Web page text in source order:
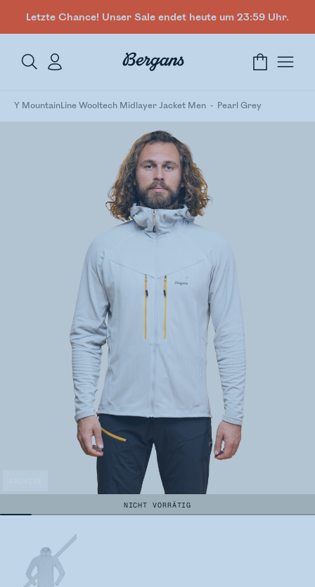
Letzte Chance! Unser Sale endet heute um 23:59 Uhr.
Y MountainLine Wooltech Midlayer Jacket Men Pearl Grey
NICHT VORRÄTIG